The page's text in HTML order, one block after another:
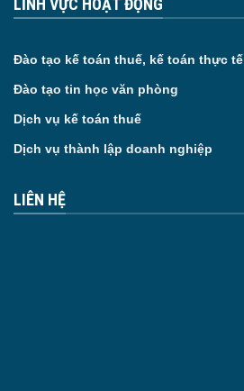
Đào tạo kế toán thuế, kế toán thực tế
Đào tạo tin học văn phòng
Dịch vụ kế toán thuế
Dịch vụ thành lập doanh nghiệp
LIÊN HỆ